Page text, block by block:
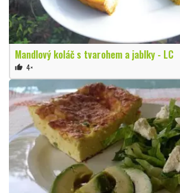
Mandlový koláč s tvarohem a jablky - LC
thumb_up 4×